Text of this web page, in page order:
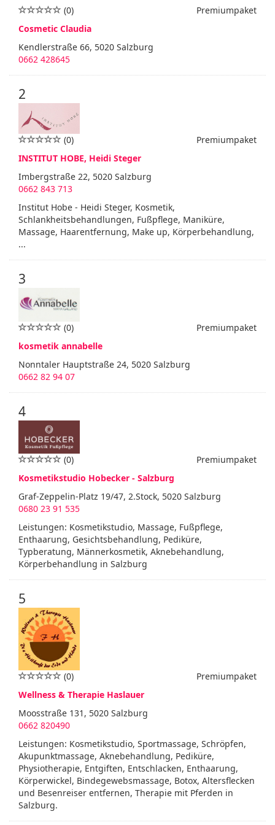
Premiumpaket
(0)
Cosmetic Claudia
Kendlerstraße 66, 5020 Salzburg
0662 428645
2
Premiumpaket
(0)
INSTITUT HOBE, Heidi Steger
Imbergstraße 22, 5020 Salzburg
0662 843 713
Institut Hobe - Heidi Steger, Kosmetik,
Schlankheitsbehandlungen, Fußpflege, Maniküre,
Massage, Haarentfernung, Make up, Körperbehandlung,
...
3
Premiumpaket
(0)
kosmetik annabelle
Nonntaler Hauptstraße 24, 5020 Salzburg
0662 82 94 07
4
Premiumpaket
(0)
Kosmetikstudio Hobecker - Salzburg
Graf-Zeppelin-Platz 19/47, 2.Stock, 5020 Salzburg
0680 23 91 535
Leistungen: Kosmetikstudio, Massage, Fußpflege,
Enthaarung, Gesichtsbehandlung, Pediküre,
Typberatung, Männerkosmetik, Aknebehandlung,
Körperbehandlung in Salzburg
5
Premiumpaket
(0)
Wellness & Therapie Haslauer
Moosstraße 131, 5020 Salzburg
0662 820490
Leistungen: Kosmetikstudio, Sportmassage, Schröpfen,
Akupunktmassage, Aknebehandlung, Pediküre,
Physiotherapie, Entgiften, Entschlacken, Enthaarung,
Körperwickel, Bindegewebsmassage, Botox, Altersflecken
und Besenreiser entfernen, Therapie mit Pferden in
Salzburg.